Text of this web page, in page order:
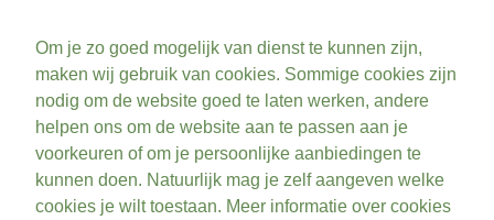
Om je zo goed mogelijk van dienst te kunnen zijn,
maken wij gebruik van cookies. Sommige cookies zijn
nodig om de website goed te laten werken, andere
helpen ons om de website aan te passen aan je
voorkeuren of om je persoonlijke aanbiedingen te
kunnen doen. Natuurlijk mag je zelf aangeven welke
cookies je wilt toestaan. Meer informatie over cookies